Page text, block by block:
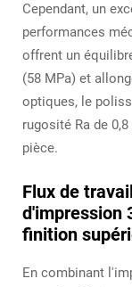
Cependant, un
performances
offrent un
(58 MPa) et
optiques, le
rugosité Ra de
pièce.
Flux de
d'impression
finition
En combinant